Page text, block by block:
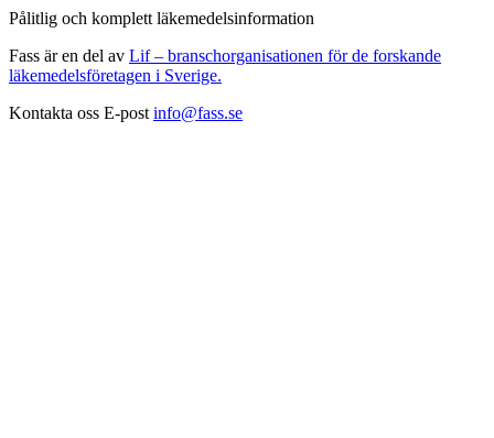
Pålitlig och komplett läkemedelsinformation
Fass är en del av Lif – branschorganisationen för de forskande
läkemedelsföretagen i Sverige.
Kontakta oss E-post info@fass.se